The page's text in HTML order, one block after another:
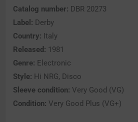
Catalog number: DBR 20273
Label: Derby
Country: Italy
Released: 1981
Genre: Electronic
Style: Hi NRG, Disco
Sleeve condition: Very Good (VG)
Condition: Very Good Plus (VG+)